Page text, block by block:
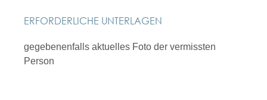
ERFORDERLICHE UNTERLAGEN
gegebenenfalls aktuelles Foto der vermissten
Person